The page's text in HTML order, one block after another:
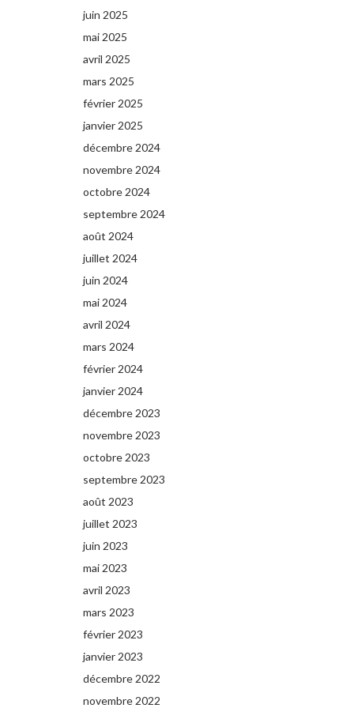
juin 2025
mai 2025
avril 2025
mars 2025
février 2025
janvier 2025
décembre 2024
novembre 2024
octobre 2024
septembre 2024
août 2024
juillet 2024
juin 2024
mai 2024
avril 2024
mars 2024
février 2024
janvier 2024
décembre 2023
novembre 2023
octobre 2023
septembre 2023
août 2023
juillet 2023
juin 2023
mai 2023
avril 2023
mars 2023
février 2023
janvier 2023
décembre 2022
novembre 2022